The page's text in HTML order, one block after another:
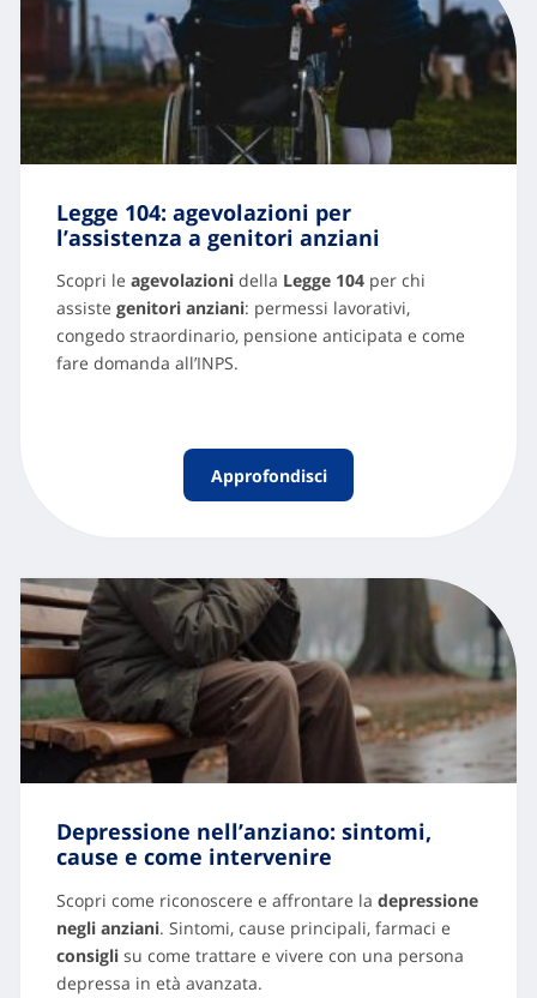
Legge 104: agevolazioni per
l’assistenza a genitori anziani
Scopri le agevolazioni della Legge 104 per chi
assiste genitori anziani: permessi lavorativi,
congedo straordinario, pensione anticipata e come
fare domanda all’INPS.
Approfondisci
Depressione nell’anziano: sintomi,
cause e come intervenire
Scopri come riconoscere e affrontare la depressione
negli anziani. Sintomi, cause principali, farmaci e
consigli su come trattare e vivere con una persona
depressa in età avanzata.